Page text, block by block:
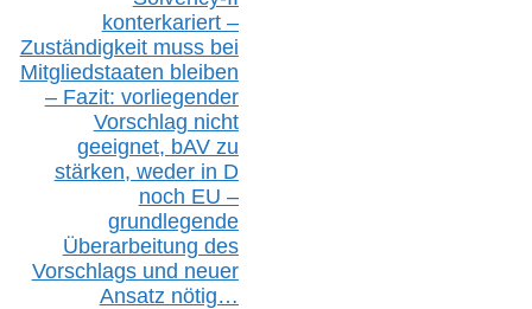
konterkariert –
Zuständigkeit muss bei
Mitgliedstaaten bleiben
– Fazit: vorliegender
Vorschlag nicht
geeignet, bAVzu
stärken, weder in D
noch EU –
grundlegende
Überarbeitung des
Vorschlags und neuer
Ansatz nötig…